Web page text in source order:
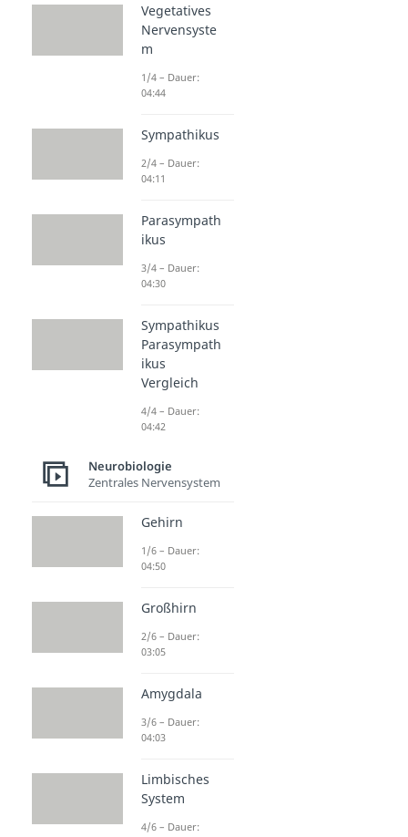
Vegetatives
Nervensyste
m
1/4 – Dauer:
04:44
Sympathikus
2/4 – Dauer:
04:11
Parasympath
ikus
3/4 – Dauer:
04:30
Sympathikus
Parasympath
ikus
Vergleich
4/4 – Dauer:
04:42
Neurobiologie
Zentrales Nervensystem
Gehirn
1/6 – Dauer:
04:50
Großhirn
2/6 – Dauer:
03:05
Amygdala
3/6 – Dauer:
04:03
Limbisches
System
4/6 – Dauer: